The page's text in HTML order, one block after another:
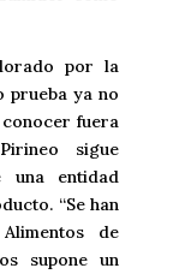
por la
prueba ya no
fuera
sigue
una entidad
“Se han
de
supone un